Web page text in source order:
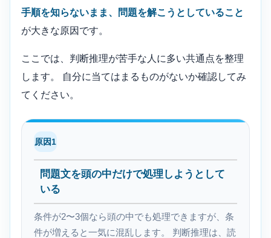
手順を知らないまま、問題を解こうとしていること
が大きな原因です。
ここでは、判断推理が苦手な人に多い共通点を整理
します。 自分に当てはまるものがないか確認してみ
てください。
原因1
問題文を頭の中だけで処理しようとして
いる
条件が2〜3個なら頭の中でも処理できますが、条
件が増えると一気に混乱します。 判断推理は、読